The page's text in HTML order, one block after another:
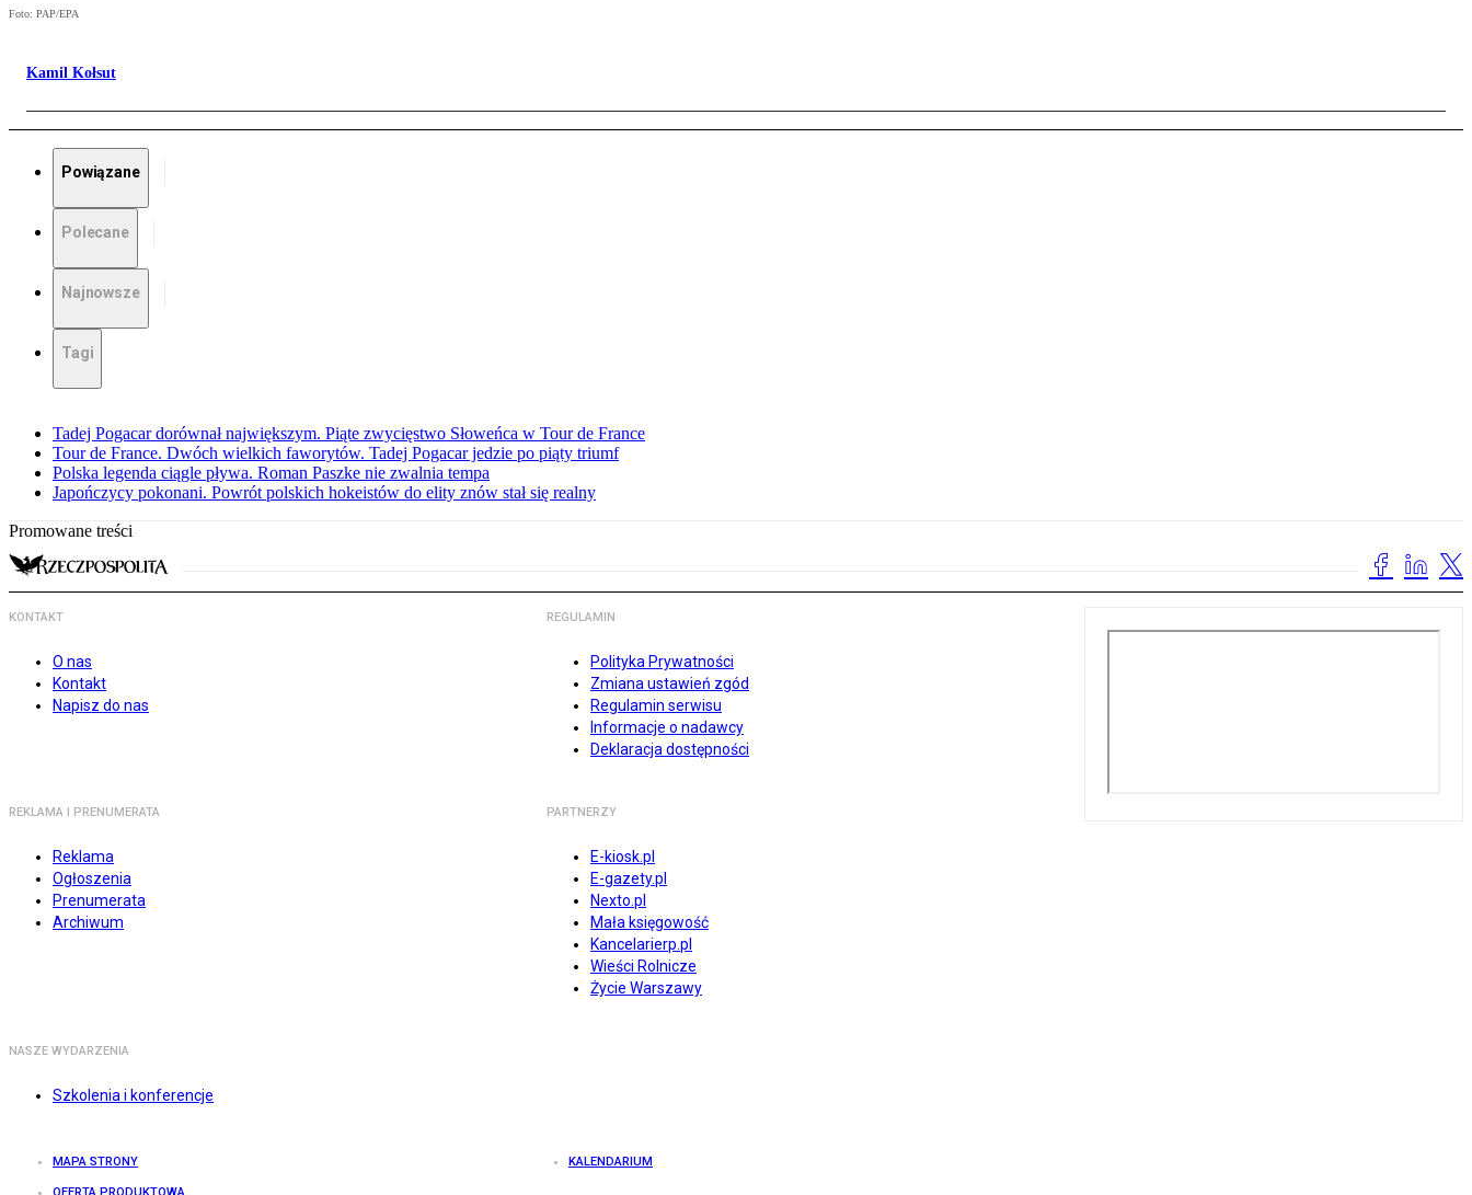
Foto: PAP/EPA
Kamil Kołsut
Powiązane
Polecane
Najnowsze
Tagi
Tadej Pogacar dorównał największym. Piąte zwycięstwo Słoweńca w Tour de France
Tour de France. Dwóch wielkich faworytów. Tadej Pogacar jedzie po piąty triumf
Polska legenda ciągle pływa. Roman Paszke nie zwalnia tempa
Japończycy pokonani. Powrót polskich hokeistów do elity znów stał się realny
Promowane treści
KONTAKT
O nas
Kontakt
Napisz do nas
REGULAMIN
Polityka Prywatności
Zmiana ustawień zgód
Regulamin serwisu
Informacje o nadawcy
Deklaracja dostępności
REKLAMA I PRENUMERATA
Reklama
Ogłoszenia
Prenumerata
Archiwum
PARTNERZY
E-kiosk.pl
E-gazety.pl
Nexto.pl
Mała księgowość
Kancelarierp.pl
Wieści Rolnicze
Życie Warszawy
NASZE WYDARZENIA
Szkolenia i konferencje
MAPA STRONY KALENDARIUM